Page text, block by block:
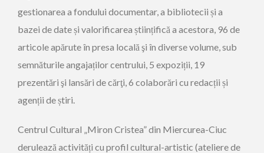
gestionarea a fondului documentar, a bibliotecii și a
bazei de date și valorificarea științifică a acestora, 96 de
articole apărute în presa locală şi în diverse volume, sub
semnăturile angajaților centrului, 5 expoziții, 19
prezentări şi lansări de cărţi, 6 colaborări cu redacții și
agenții de știri.
Centrul Cultural „Miron Cristea” din Miercurea-Ciuc
derulează activități cu profil cultural-artistic (ateliere de